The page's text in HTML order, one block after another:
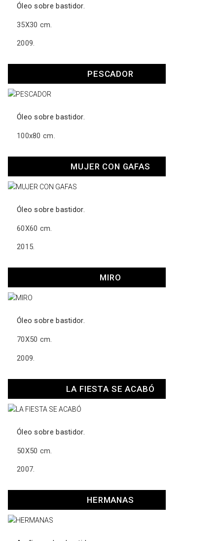
Óleo sobre bastidor.
35X30 cm.
2009.
PESCADOR
Óleo sobre bastidor.
100x80 cm.
MUJER CON GAFAS
Óleo sobre bastidor.
60X60 cm.
2015.
MIRO
Óleo sobre bastidor.
70X50 cm.
2009.
LA FIESTA SE ACABÓ
Óleo sobre bastidor.
50X50 cm.
2007.
HERMANAS